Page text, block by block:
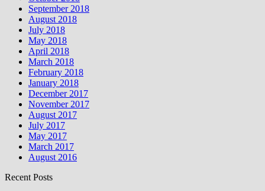
September 2018
August 2018
July 2018
May 2018
April 2018
March 2018
February 2018
January 2018
December 2017
November 2017
August 2017
July 2017
May 2017
March 2017
August 2016
Recent Posts